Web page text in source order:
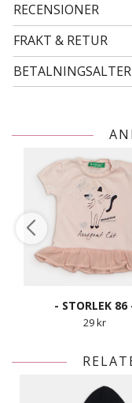
RECENSIONER
FRAKT & RETUR
- STORLEK 86
29 kr